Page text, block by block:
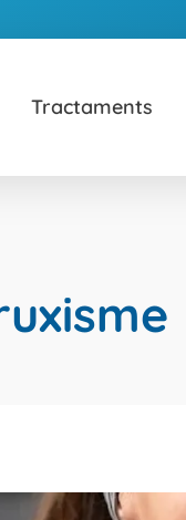
Tractaments